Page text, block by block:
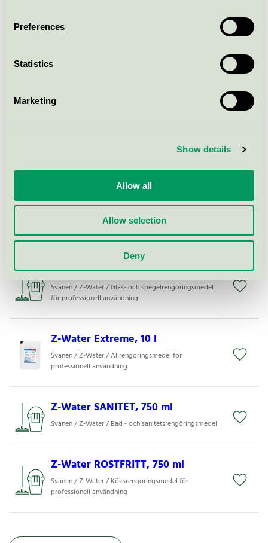
Preferences
Statistics
Marketing
Show details
Allow all
Allow selection
Deny
professionell användning
Z-Water X-power, Spray, 0,75 l
Svanen / Z-Water / Bad - och sanitetsrengöringsmedel
Z-Water Extreme, 25 l
Svanen / Z-Water / Allrengöringsmedel för
Z-Water FÖNSTER & GLAS, 500 ml
Svanen / Z-Water / Glas- och spegelrengöringsmedel
för professionell användning
Z-Water Extreme, 10 l
Svanen / Z-Water / Allrengöringsmedel för
professionell användning
Z-Water SANITET, 750 ml
Svanen / Z-Water / Bad - och sanitetsrengöringsmedel
Z-Water ROSTFRITT, 750 ml
Svanen / Z-Water / Köksrengöringsmedel för
professionell användning